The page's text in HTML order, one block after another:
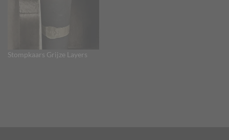
Stompkaars Grijze Layers